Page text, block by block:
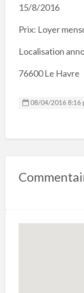
15/8/2016
Prix: Loyer
Localisation
76600 Le Havre
08/04/2016 8:16